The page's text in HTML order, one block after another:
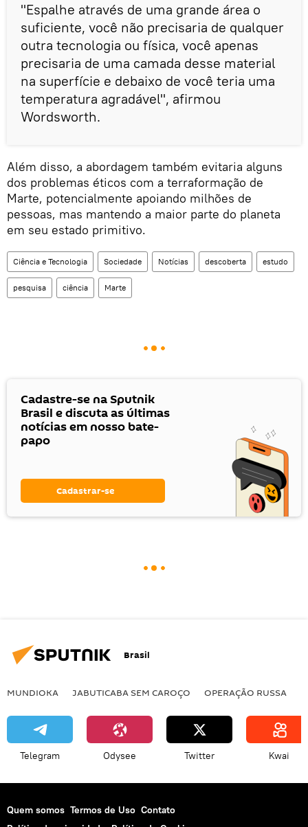
"Espalhe através de uma grande área o
suficiente, você não precisaria de qualquer
outra tecnologia ou física, você apenas
precisaria de uma camada desse material
na superfície e debaixo de você teria uma
temperatura agradável", afirmou
Wordsworth.
Além disso, a abordagem também evitaria alguns
dos problemas éticos com a terraformação de
Marte, potencialmente apoiando milhões de
pessoas, mas mantendo a maior parte do planeta
em seu estado primitivo.
Ciência e Tecnologia Sociedade Notícias descoberta estudo
pesquisa ciência Marte
Cadastre-se na Sputnik
Brasil e discuta as últimas
notícias em nosso bate-
papo
Cadastrar-se
Brasil
MUNDIOKA JABUTICABA SEM CAROÇO OPERAÇÃO RUSSA
Telegram Odysee Twitter Kwai
Quem somos Termos de Uso Contato